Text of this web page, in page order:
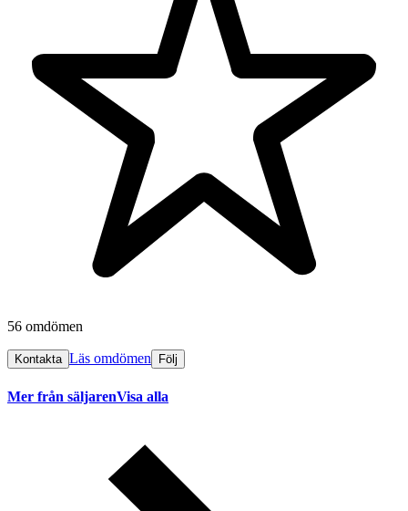
56 omdömen
Kontakta Läs omdömen Följ
Mer från säljarenVisa alla